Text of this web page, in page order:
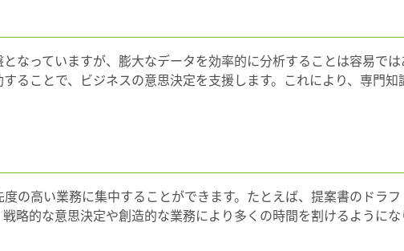
なっていますが、膨大なデータを効率的に分析することは容易で
ることで、ビジネスの意思決定を支援します。これにより、専門
の高い業務に集中することができます。たとえば、提案書のドラ
略的な意思決定や創造的な業務により多くの時間を割けるようにな